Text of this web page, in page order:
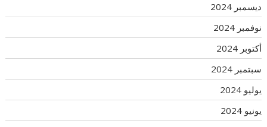
ديسمبر 2024
نوفمبر 2024
أكتوبر 2024
سبتمبر 2024
يوليو 2024
يونيو 2024